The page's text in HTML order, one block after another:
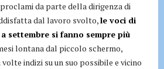
da parte della dirigenza di
dal lavoro svolto,le voci di
settembre si fanno sempre più
lontana dal piccolo schermo,
indizi su un suo possibile e vicino